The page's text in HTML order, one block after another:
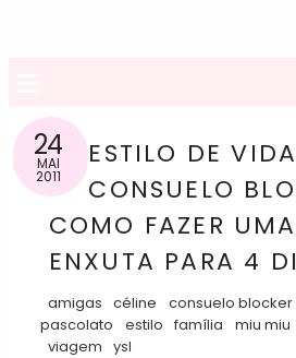
24
MAI
2011
ESTILO DE
CONSUELO
COMO FAZER
ENXUTA PARA 4
amigas céline consuelo blocker
pascolato
estilo família miu miu
viagem ysl